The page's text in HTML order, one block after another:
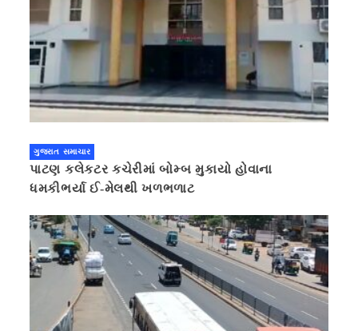
ગુજરાત સમાચાર
પાટણ કલેકટર કચેરીમાં બોમ્બ મુકાયો હોવાના
ધમકીભર્યા ઈ-મેલથી ખળભળાટ